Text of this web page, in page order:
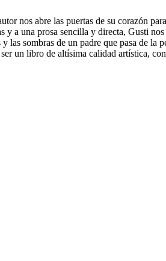
nos abre las puertas de su corazón
y a una prosa sencilla y directa, Gusti
sombras de un padre que pasa de la
un libro de altísima calidad artística,